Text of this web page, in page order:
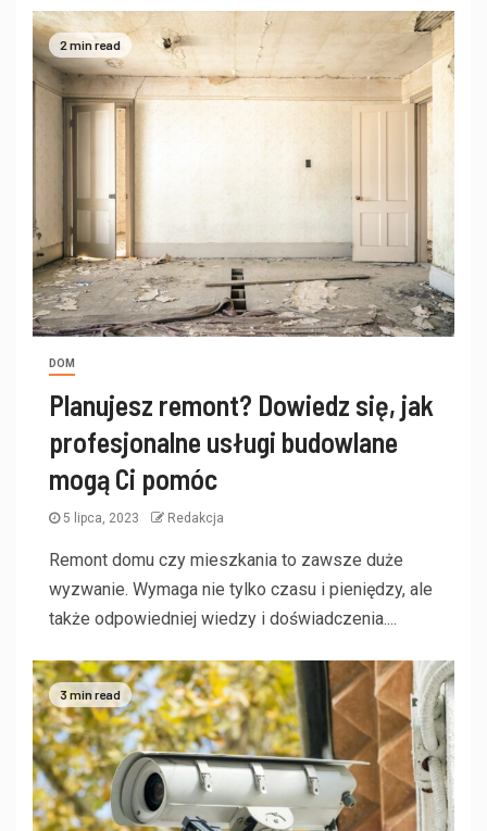
2 min read
DOM
Planujesz remont? Dowiedz się, jak
profesjonalne usługi budowlane
mogą Ci pomóc
5 lipca, 2023 Redakcja
Remont domu czy mieszkania to zawsze duże
wyzwanie. Wymaga nie tylko czasu i pieniędzy, ale
także odpowiedniej wiedzy i doświadczenia....
3 min read